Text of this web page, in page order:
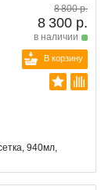
8 800 р.
8 300 р.
в наличии
В корзину
940мл,